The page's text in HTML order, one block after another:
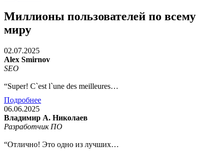
Миллионы пользователей по всему
миру
02.07.2025
Alex Smirnov
SEO
“Super! C`est l`une des meilleures…
Подробнее
06.06.2025
Владимир А. Николаев
Разработчик ПО
“Отлично! Это одно из лучших…